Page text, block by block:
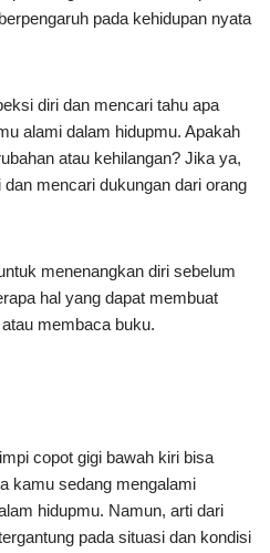
pada kehidupan nyata
diri dan mencari tahu apa
alami dalam hidupmu. Apakah
atau kehilangan? Jika ya,
mencari dukungan dari orang
menenangkan diri sebelum
hal yang dapat membuat
membaca buku.
copot gigi bawah kiri bisa
kamu sedang mengalami
hidupmu. Namun, arti dari
pada situasi dan kondisi